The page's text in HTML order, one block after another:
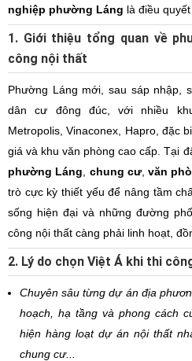
nghiệp phường Láng là điều
1. Giới thiệu tổng quan về
công nội thất
Phường Láng mới, sau sáp nhập,
dân cư đông đúc, với nhiều
Metropolis, Vinaconex, Hapro, đặc
giá và khu văn phòng cao cấp. Tại
phường Láng
chung cư,văn
trò cực kỳ thiết yếu để nâng tầm
sống hiện đại và những đường
công nội thất càng phải linh hoạt,
2. Lý do chọn Việt Á khi thi
Chuyên sâu từng dự án địa
hoạch, hạ tầng và phong cách
hiện hàng loạt dự án nội thất
chung cư...